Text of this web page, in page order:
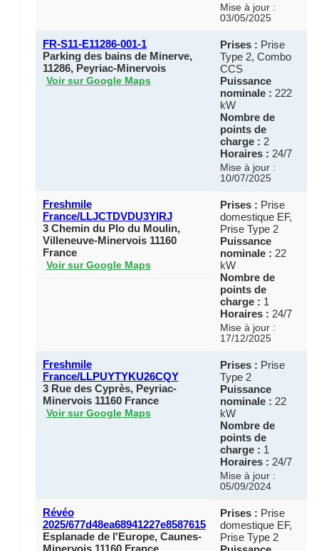
Mise à jour :
03/05/2025
FR-S11-E11286-001-1
Parking des bains de Minerve,
11286, Peyriac-Minervois
Voir sur Google Maps
Prises : Prise
Type 2, Combo
CCS
Puissance
nominale : 222
kW
Nombre de
points de
charge : 2
Horaires : 24/7
Mise à jour :
10/07/2025
Freshmile
France/LLJCTDVDU3YIRJ
3 Chemin du Plo du Moulin,
Villeneuve-Minervois 11160
France
Voir sur Google Maps
Prises : Prise
domestique EF,
Prise Type 2
Puissance
nominale : 22
kW
Nombre de
points de
charge : 1
Horaires : 24/7
Mise à jour :
17/12/2025
Freshmile
France/LLPUYTYKU26CQY
3 Rue des Cyprès, Peyriac-
Minervois 11160 France
Voir sur Google Maps
Prises : Prise
Type 2
Puissance
nominale : 22
kW
Nombre de
points de
charge : 1
Horaires : 24/7
Mise à jour :
05/09/2024
Révéo
2025/677d48ea68941227e8587615
Esplanade de l'Europe, Caunes-
Minervois 11160 France
Prises : Prise
domestique EF,
Prise Type 2